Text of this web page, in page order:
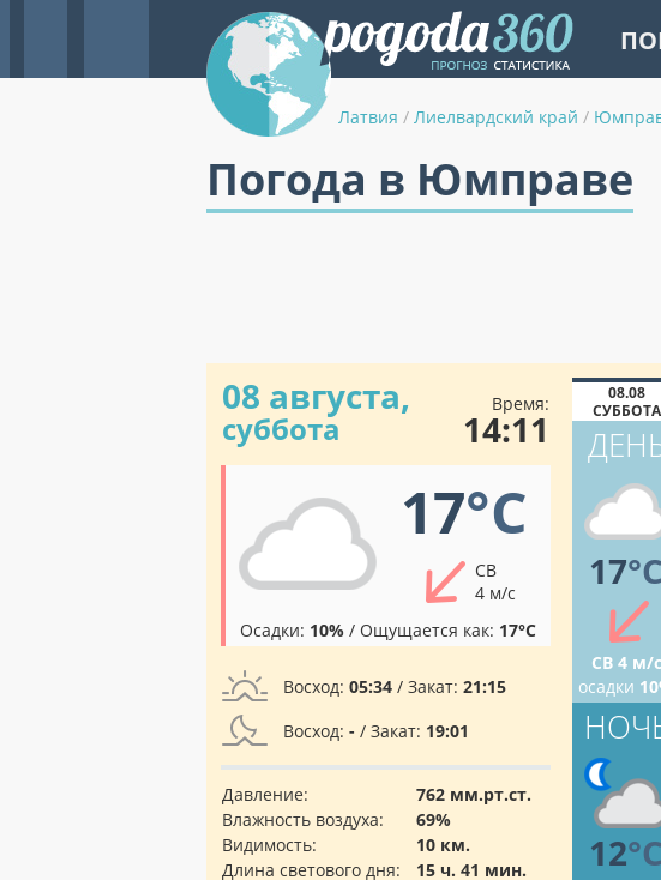
Латвия / Лиелвардский край /
Погода в Юмправе
08 августа,
суббота
Время:
14:11
17°C
СВ
4 м/с
Осадки: 10% / Ощущается как: 17°C
Восход: 05:34 / Закат: 21:15
Восход: - / Закат: 19:01
Давление:
762 мм.рт.ст.
Влажность воздуха:
69%
Видимость:
10 км.
Длина светового дня:
15 ч. 41 мин.
08.08
СУББОТА
17°C
СВ 4 м/с
осадки
12°C